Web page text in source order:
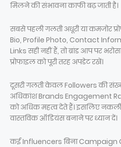
मिलने की संभावना काफी बढ़ जाती है।
सबसे पहली गलती अधूरी या कमजोर
Bio, Profile Photo, Contact
Links सही नहीं हैं, तो ब्रांड आप पर
प्रोफाइल को पूरी तरह अपडेट रखें।
दूसरी गलती केवल Followers की
अधिकांश Brands Engagement
को अधिक महत्व देते हैं। इसलिए
वास्तविक ऑडियंस बनाने पर ध्यान दें।
कई Influencers बिना